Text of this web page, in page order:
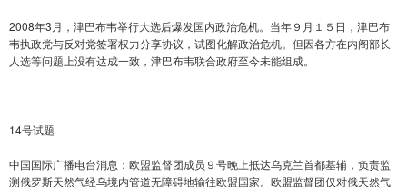
2008年3月，津巴布韦举行大选后爆发国内政治危机。当年９月１５日，津巴布
韦执政党与反对党签署权力分享协议，试图化解政治危机。但因各方在内阁部长
人选等问题上没有达成一致，津巴布韦联合政府至今未能组成。
14号试题
中国国际广播电台消息：欧盟监督团成员９号晚上抵达乌克兰首都基辅，负责监
测俄罗斯天然气经乌境内管道无障碍地输往欧盟国家。欧盟监督团仅对俄天然气